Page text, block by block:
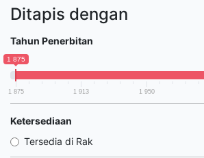
Ditapis dengan
Tahun Penerbitan
1 875
1 875 1 913 1 950
Ketersediaan
Tersedia di Rak